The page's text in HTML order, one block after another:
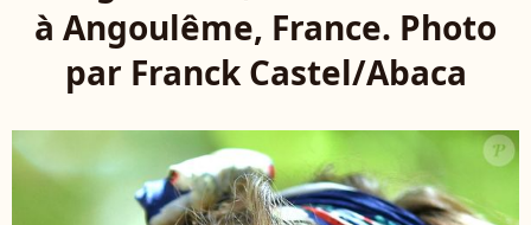
à Angoulême, France. Photo
par Franck Castel/Abaca